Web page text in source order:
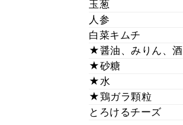
玉葱
人参
白菜キムチ
★醤油、みりん、酒
★砂糖
★水
★鶏ガラ顆粒
とろけるチーズ